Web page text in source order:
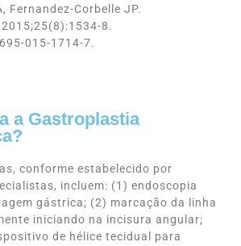
Fernandez-Corbelle JP.
8.
015-1714-7.
a Gastroplastia
conforme estabelecido por
incluem: (1) endoscopia
gástrica; (2) marcação da linha
iniciando na incisura angular;
de hélice tecidual para